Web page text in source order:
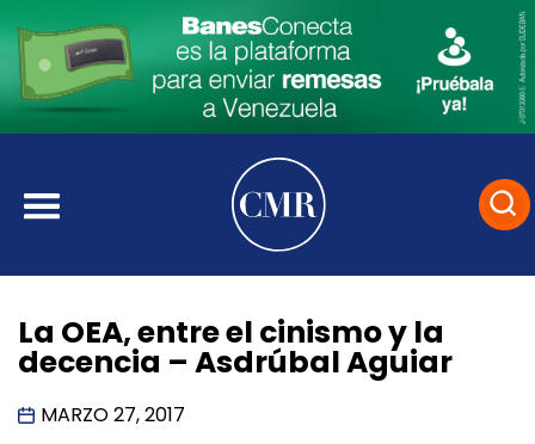
La OEA, entre el cinismo y la
decencia – Asdrúbal Aguiar
MARZO 27, 2017